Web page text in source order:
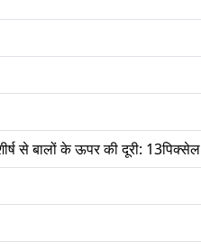
से बालों के ऊपर की दूरी: 13पिक्सेल